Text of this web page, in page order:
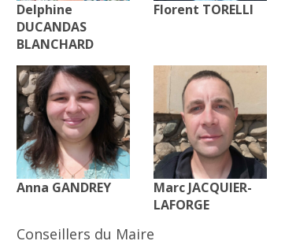
Delphine
DUCANDAS
BLANCHARD
Florent TORELLI
Anna GANDREY
Marc JACQUIER-
LAFORGE
Conseillers du Maire